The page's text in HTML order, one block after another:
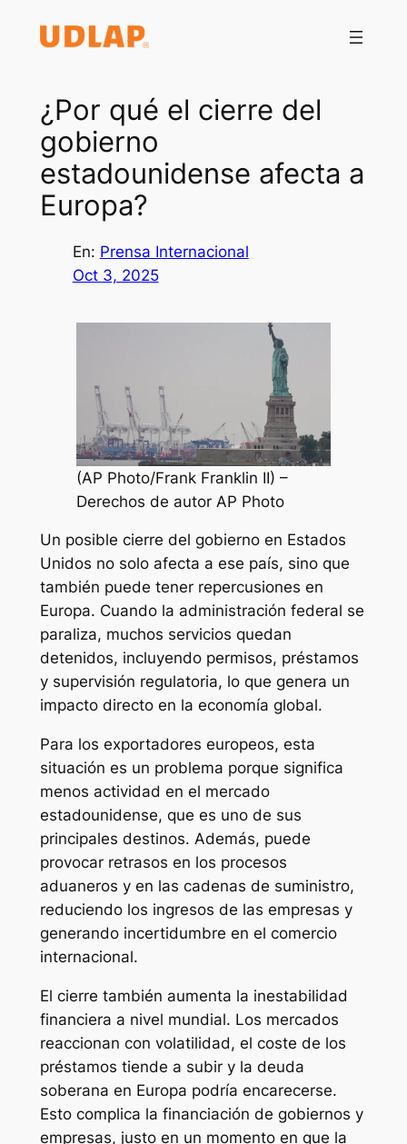
¿Por qué el cierre del
gobierno
estadounidense afecta a
Europa?
En: Prensa Internacional
Oct 3, 2025
(AP Photo/Frank Franklin II) –
Derechos de autor AP Photo
Un posible cierre del gobierno en Estados
Unidos no solo afecta a ese país, sino que
también puede tener repercusiones en
Europa. Cuando la administración federal se
paraliza, muchos servicios quedan
detenidos, incluyendo permisos, préstamos
y supervisión regulatoria, lo que genera un
impacto directo en la economía global.
Para los exportadores europeos, esta
situación es un problema porque significa
menos actividad en el mercado
estadounidense, que es uno de sus
principales destinos. Además, puede
provocar retrasos en los procesos
aduaneros y en las cadenas de suministro,
reduciendo los ingresos de las empresas y
generando incertidumbre en el comercio
internacional.
El cierre también aumenta la inestabilidad
financiera a nivel mundial. Los mercados
reaccionan con volatilidad, el coste de los
préstamos tiende a subir y la deuda
soberana en Europa podría encarecerse.
Esto complica la financiación de gobiernos y
empresas, justo en un momento en que la